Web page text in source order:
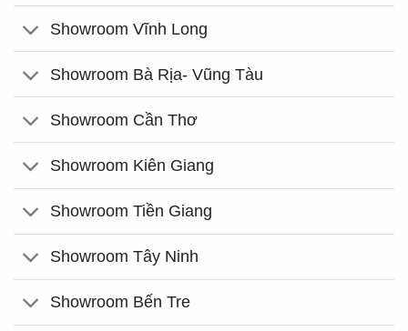
Showroom Vĩnh Long
Showroom Bà Rịa- Vũng Tàu
Showroom Cần Thơ
Showroom Kiên Giang
Showroom Tiền Giang
Showroom Tây Ninh
Showroom Bến Tre